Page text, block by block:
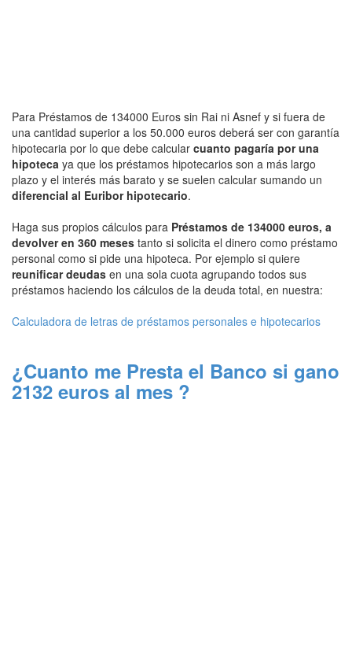
Para Préstamos de 134000 Euros sin Rai ni Asnef y si fuera de
una cantidad superior a los 50.000 euros deberá ser con garantía
hipotecaria por lo que debe calcular cuanto pagaría por una
hipoteca ya que los préstamos hipotecarios son a más largo
plazo y el interés más barato y se suelen calcular sumando un
diferencial al Euribor hipotecario.
Haga sus propios cálculos para Préstamos de 134000 euros, a
devolver en 360 meses tanto si solicita el dinero como préstamo
personal como si pide una hipoteca. Por ejemplo si quiere
reunificar deudas en una sola cuota agrupando todos sus
préstamos haciendo los cálculos de la deuda total, en nuestra:
Calculadora de letras de préstamos personales e hipotecarios
¿Cuanto me Presta el Banco si gano
2132 euros al mes ?